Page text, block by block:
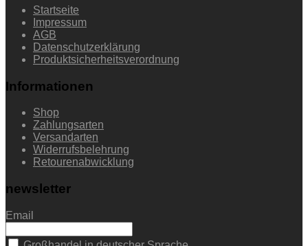
Startseite
Impressum
AGB
Datenschutzerklärung
Produktsicherheitsverordnung
Informationen
Shop
Zahlungsarten
Versandarten
Widerrufsbelehrung
Retourenabwicklung
newsletter
Email